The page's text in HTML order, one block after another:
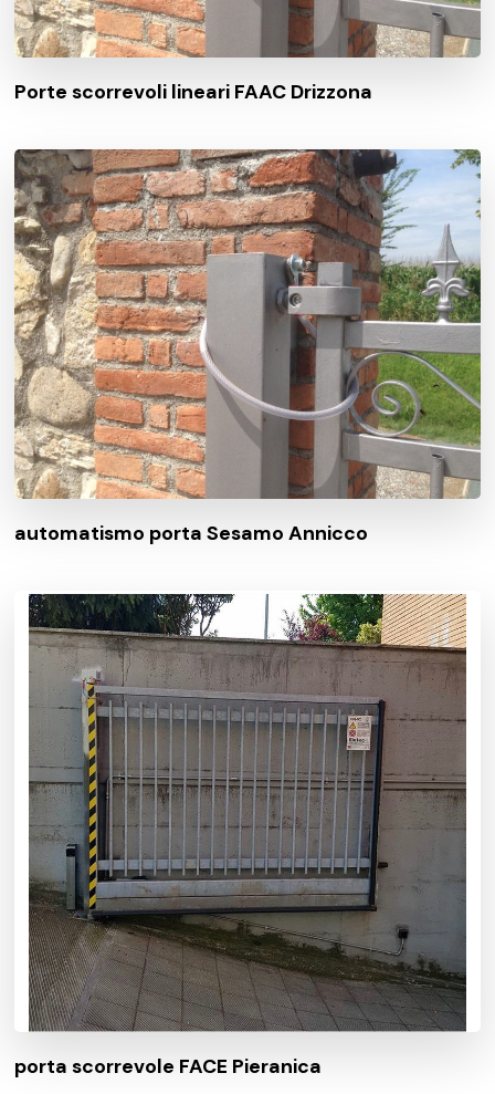
Porte scorrevoli lineari FAAC Drizzona
automatismo porta Sesamo Annicco
porta scorrevole FACE Pieranica